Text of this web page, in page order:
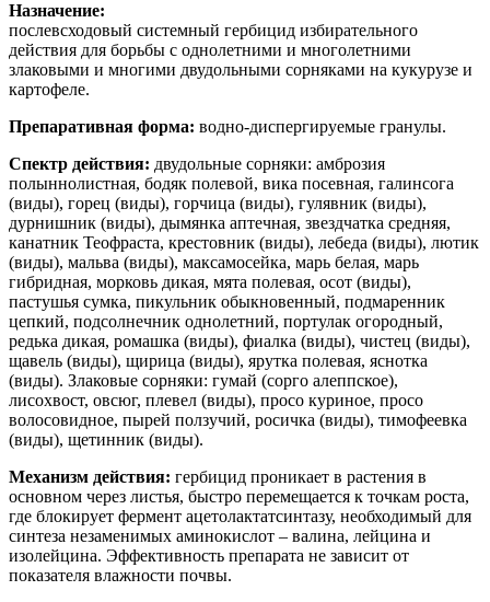
Назначение:
послевсходовый системный гербицид избирательного
действия для борьбы с однолетними и многолетними
злаковыми и многими двудольными сорняками на кукурузе и
картофеле.
Препаративная форма: водно-диспергируемые гранулы.
Спектр действия: двудольные сорняки: амброзия
полыннолистная, бодяк полевой, вика посевная, галинсога
(виды), горец (виды), горчица (виды), гулявник (виды),
дурнишник (виды), дымянка аптечная, звездчатка средняя,
канатник Теофраста, крестовник (виды), лебеда (виды), лютик
(виды), мальва (виды), максамосейка, марь белая, марь
гибридная, морковь дикая, мята полевая, осот (виды),
пастушья сумка, пикульник обыкновенный, подмаренник
цепкий, подсолнечник однолетний, портулак огородный,
редька дикая, ромашка (виды), фиалка (виды), чистец (виды),
щавель (виды), щирица (виды), ярутка полевая, яснотка
(виды). Злаковые сорняки: гумай (сорго алеппское),
лисохвост, овсюг, плевел (виды), просо куриное, просо
волосовидное, пырей ползучий, росичка (виды), тимофеевка
(виды), щетинник (виды).
Механизм действия: гербицид проникает в растения в
основном через листья, быстро перемещается к точкам роста,
где блокирует фермент ацетолактатсинтазу, необходимый для
синтеза незаменимых аминокислот – валина, лейцина и
изолейцина. Эффективность препарата не зависит от
показателя влажности почвы.